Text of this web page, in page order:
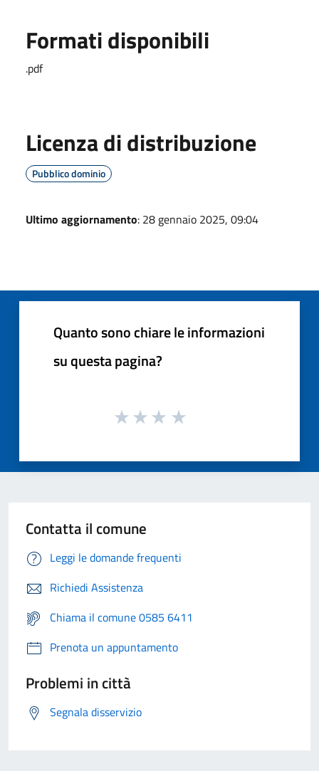
Formati disponibili
.pdf
Licenza di distribuzione
Pubblico dominio
Ultimo aggiornamento: 28 gennaio 2025, 09:04
Quanto sono chiare le informazioni
su questa pagina?
Contatta il comune
Leggi le domande frequenti
Richiedi Assistenza
Chiama il comune 0585 6411
Prenota un appuntamento
Problemi in città
Segnala disservizio